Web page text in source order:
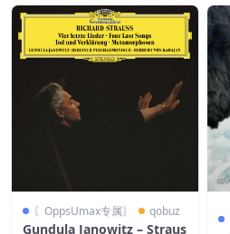
〖OppsUmax专属〗 qobuz
Gundula Janowitz – Straus